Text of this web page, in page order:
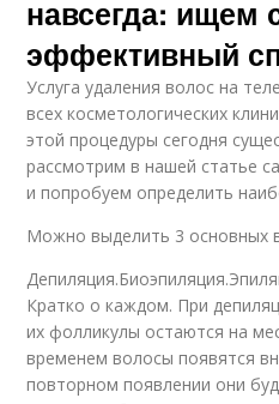
навсегда: ищем
эффективный
Услуга удаления волос на
всех косметологических
этой процедуры сегодня
рассмотрим в нашей статье
и попробуем определить
Можно выделить 3 основных
Кратко о каждом. При
их фолликулы остаются на
временем волосы появятся
повторном появлении они